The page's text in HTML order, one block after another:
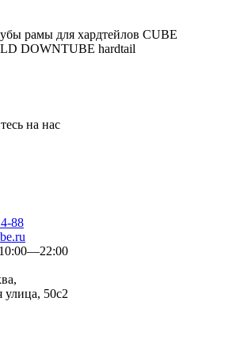
рамы для хардтейлов CUBE
DOWNTUBE hardtail
на нас
88
улица, 50с2